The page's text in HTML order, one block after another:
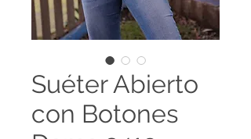
Suéter Abierto
con Botones